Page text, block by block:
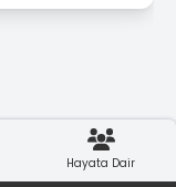
Hayata Dair